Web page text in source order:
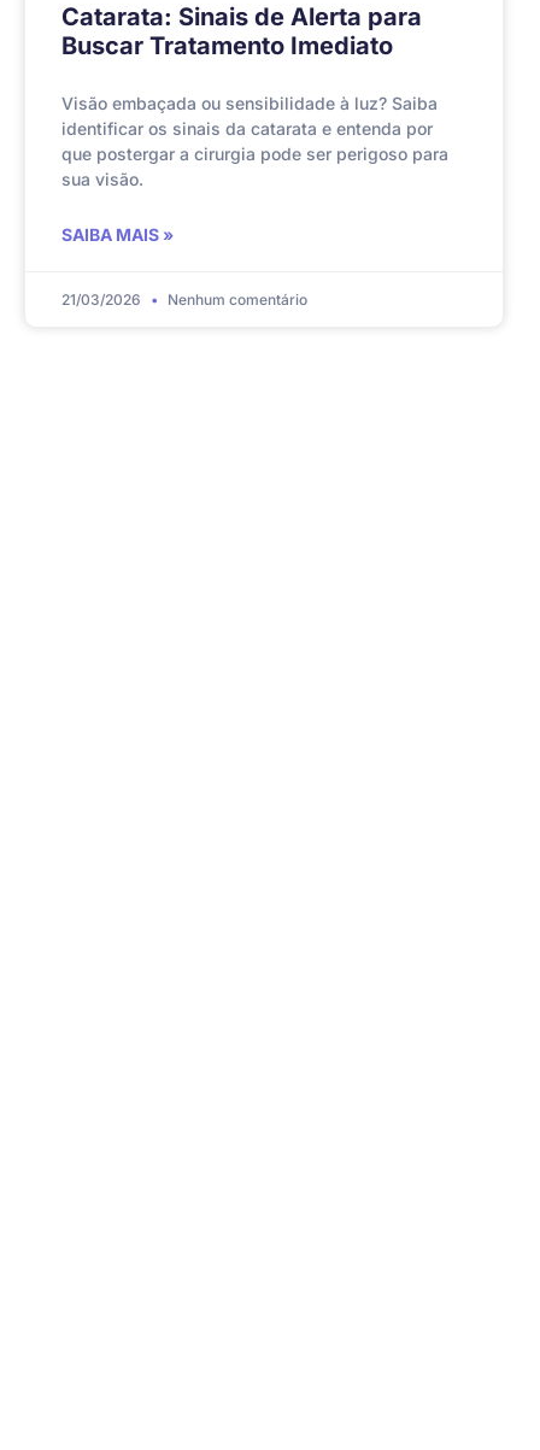
Catarata: Sinais de Alerta para
Buscar Tratamento Imediato
Visão embaçada ou sensibilidade à luz? Saiba
identificar os sinais da catarata e entenda por
que postergar a cirurgia pode ser perigoso para
sua visão.
SAIBA MAIS »
21/03/2026 Nenhum comentário